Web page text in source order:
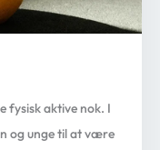
fysisk aktive nok. I
og unge til at være